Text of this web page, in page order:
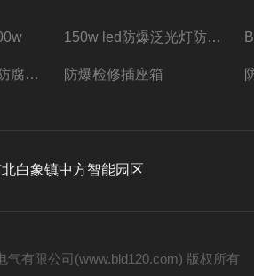
150w led防爆泛光灯防水防尘防爆三防灯
BXM8030-4K防爆防腐照明配电箱四路带总开关 防爆检修插座箱
白象镇中方智能园区
气有限公司(www.bld120.com) 版权所有